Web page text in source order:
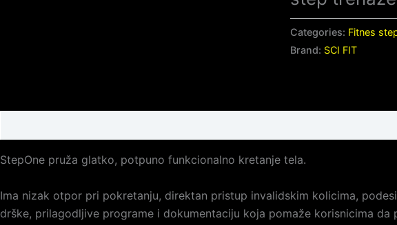
Categories: Fitnes
Brand: SCI FIT
StepOne pruža glatko, potpuno funkcionalno kretanje tela.
Ima nizak otpor pri pokretanju, direktan pristup invalidskim kolicima,
drške, prilagodljive programe i dokumentaciju koja pomaže korisnicima da